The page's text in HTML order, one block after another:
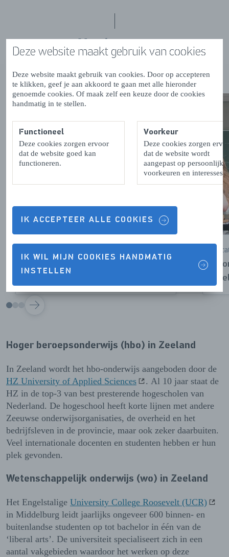
Deze website maakt gebruik van cookies
Deze website maakt gebruik van cookies. Door op accepteren
te klikken, geef je aan akkoord te gaan met alle hieronder
genoemde cookies. Of maak zelf een keuze door de cookies
handmatig in te stellen.
Functioneel
Deze cookies zorgen ervoor
dat de website goed kan
functioneren.
Voorkeur
Deze cookies zorgen
dat de website wordt
aangepast op persoonlijke
voorkeuren en interesses.
IK ACCEPTEER ALLE COOKIES
IK WIL MIJN COOKIES HANDMATIG
INSTELLEN
Meer lezen over
lesgeven in het voortgezet onderwijs en mbo
VOLGENDE
Hoger beroepsonderwijs (hbo) in Zeeland
In Zeeland wordt het hbo-onderwijs aangeboden door de
HZ University of Applied Sciences
. Al 10 jaar staat de
HZ in de top-3 van best presterende hogescholen van
Nederland. De hogeschool heeft korte lijnen met andere
Zeeuwse onderwijsorganisaties, de overheid en het
bedrijfsleven in de provincie, maar ook zeker daarbuiten.
Veel internationale docenten en studenten hebben er hun
plek gevonden.
Wetenschappelijk onderwijs (wo) in Zeeland
Het Engelstalige University College Roosevelt (UCR)
in Middelburg leidt jaarlijks ongeveer 600 binnen- en
buitenlandse studenten op tot bachelor in één van de
‘liberal arts’. De universiteit specialiseert zich in een
aantal vakgebieden waardoor het werken op deze